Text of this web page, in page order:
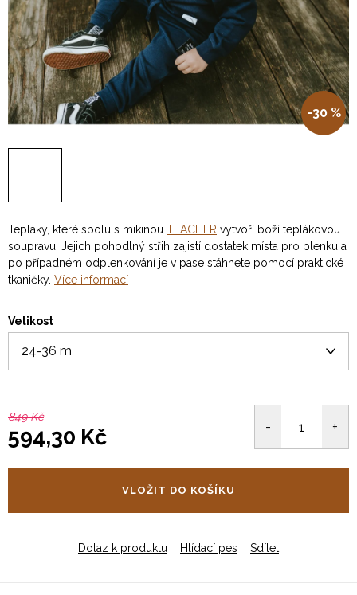
-30 %
Tepláky, které spolu s mikinou TEACHER vytvoří boží teplákovou
soupravu. Jejich pohodlný střih zajistí dostatek místa pro plenku a
po případném odplenkování je v pase stáhnete pomocí praktické
tkaničky. Více informací
Velikost
849 Kč
594,30 Kč
VLOŽIT DO KOŠÍKU
Dotaz k produktu Hlídací pes Sdílet